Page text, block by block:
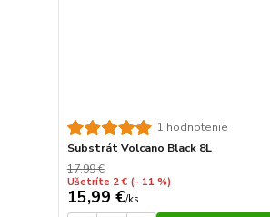
1 hodnotenie
Substrát Volcano Black 8L
17,99 €
Ušetríte 2 € (- 11 %)
15,99 €/ks